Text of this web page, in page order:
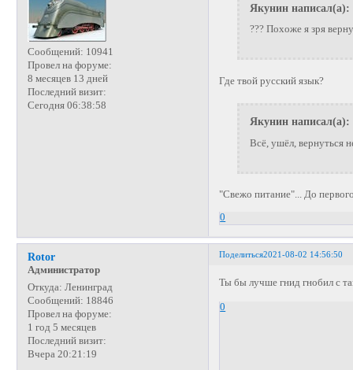
Сообщений: 10941
Провел на форуме:
8 месяцев 13 дней
Последний визит:
Сегодня 06:38:58
Якунин написал(а):
??? Похоже я зря
Где твой русский язык?
Якунин написал(а):
Всё, ушёл, вернуться
"Свежо питание"... До
0
Поделиться2021-08-02 14:56:50
Rotor
Администратор
Откуда: Ленинград
Сообщений: 18846
Провел на форуме:
1 год 5 месяцев
Последний визит:
Вчера 20:21:19
Ты бы лучше гнид гнобил с
0